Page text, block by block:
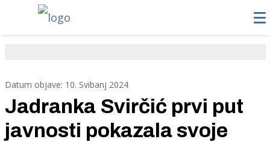
Datum objave: 10. Svibanj 2024
Jadranka Svirčić prvi put
javnosti pokazala svoje